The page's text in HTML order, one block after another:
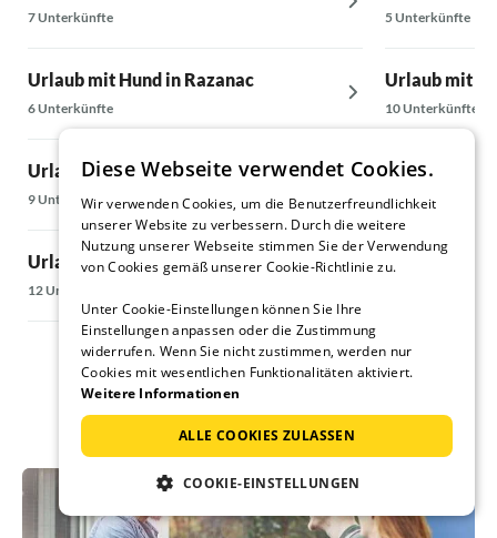
7 Unterkünfte
Urlaub mit Hund in Razanac
6 Unterkünfte
Urlaub mit Hund in Petrčane
9 Unterkünfte
Urlaub mit Hund in Kožino
12 Unterkünfte
5 Unterkünfte
Urlaub mit
10 Unterkünfte
Urlaub mit
25 Unterkünfte
Urlaub mit
Diese Webseite verwendet Cookies.
Wir verwenden Cookies, um die Benutzerfreundlichkeit
unserer Website zu verbessern. Durch die weitere
Nutzung unserer Webseite stimmen Sie der Verwendung
von Cookies gemäß unserer Cookie-Richtlinie zu.
Unter Cookie-Einstellungen können Sie Ihre
Einstellungen anpassen oder die Zustimmung
widerrufen. Wenn Sie nicht zustimmen, werden nur
Cookies mit wesentlichen Funktionalitäten aktiviert.
Weitere Informationen
ALLE COOKIES ZULASSEN
COOKIE-EINSTELLUNGEN